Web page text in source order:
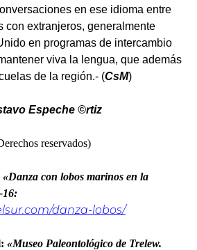
en ese idioma entre
con extranjeros, generalmente
en programas de intercambio
viva la lengua, que además
de la región.- (CsM)
Espeche ©rtiz
reservados)
«Danza con lobos marinos en la
16:
danza-lobos/
«Museo Paleontológico de Trelew.